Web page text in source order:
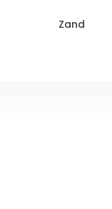
Zand